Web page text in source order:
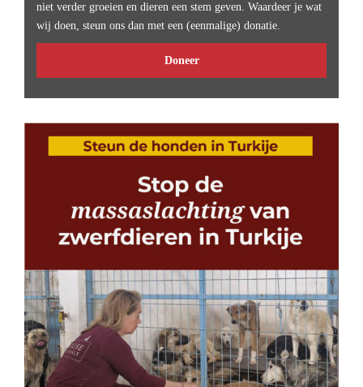
niet verder groeien en dieren een stem geven. Waardeer je wat
wij doen, steun ons dan met een (eenmalige) donatie.
Doneer